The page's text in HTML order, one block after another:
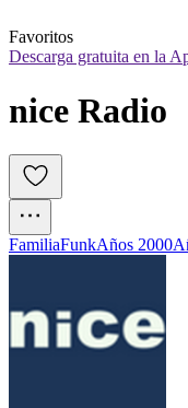
Favoritos
Descarga gratuita en la
nice Radio
FamiliaFunkAños 2000